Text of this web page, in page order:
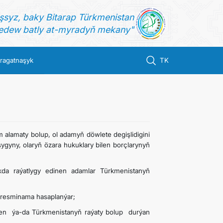
baky Bitarap Türkmenistan
batly at-myradyň mekany"
TK
alamaty bolup, ol adamyň döwlete degişlidigini
olaryň özara hukuklary bilen borçlarynyň
raýatlygy edinen adamlar Türkmenistanyň
hasaplanýar;
ýa-da Türkmenistanyň raýaty bolup durýan